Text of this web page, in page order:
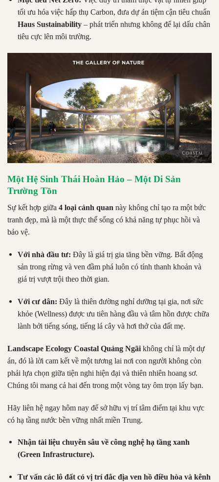
tối ưu hóa việc hấp thụ Carbon, đưa dự án tiệm cận tiêu chuẩn
Haus Sustainability– phát triển nhưng không để lại dấu chân
tiêu cực lên môi trường.
Một Hệ Sinh Thái Hoàn Hảo – Một Di Sản
Trường Tồn
Sự kết hợp giữa 4 loại cảnh quan này không chỉ tạo ra một bức
tranh đẹp, mà là một thực thể sống có khả năng tự phục hồi và
bảo vệ.
Với nhà đầu tư: Đây là giá trị gia tăng bền vững. Bất động
sản trong rừng và ven đầm phá luôn có tính thanh khoản và
giá trị vượt trội theo thời gian.
Với cư dân: Đây là thiên đường nghỉ dưỡng tại gia, nơi sức
khỏe (Wellness) được ưu tiên hàng đầu và tâm hồn được chữa
lành bởi tiếng sóng, tiếng lá cây và hơi thở của đất mẹ.
Landscape Ecology Coastal Quảng Ngãi không chỉ là một dự
án, đó là lời cam kết về một tương lai nơi con người không còn
phải lựa chọn giữa tiện nghi hiện đại và thiên nhiên hoang sơ.
Chúng tôi mang cả hai đến trong một vòng tay ôm trọn lấy bạn.
Hãy liên hệ ngay hôm nay để sở hữu vị trí tâm điểm tại khu vực
có hạ tầng nước bền vững nhất miền Trung.
Nhận tài liệu chuyên sâu về công nghệ hạ tầng xanh
(Green Infrastructure).
Tư vấn các lô đất có vị trí đắc địa ven hồ điều hòa và kênh